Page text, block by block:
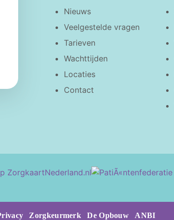
Nieuws
Veelgestelde vragen
Tarieven
Wachttijden
Locaties
Contact
Zorgkeurmerk De Opbouw ANBI